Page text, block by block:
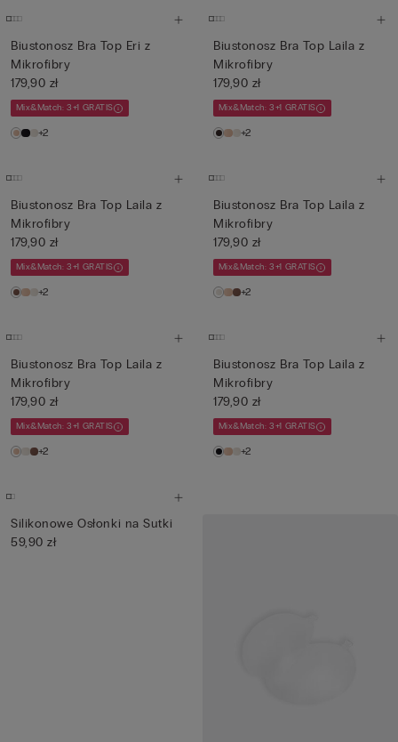
Biustonosz Bra Top Eri z
Mikrofibry
179,90 zł
Mix&Match: 3+1 GRATIS
+2
Biustonosz Bra Top Laila z
Mikrofibry
179,90 zł
Mix&Match: 3+1 GRATIS
+2
Biustonosz Bra Top Laila z
Mikrofibry
179,90 zł
Mix&Match: 3+1 GRATIS
+2
Biustonosz Bra Top Laila z
Mikrofibry
179,90 zł
Mix&Match: 3+1 GRATIS
+2
Biustonosz Bra Top Laila z
Mikrofibry
179,90 zł
Mix&Match: 3+1 GRATIS
+2
Biustonosz Bra Top Laila z
Mikrofibry
179,90 zł
Mix&Match: 3+1 GRATIS
+2
Silikonowe Osłonki na Sutki
59,90 zł